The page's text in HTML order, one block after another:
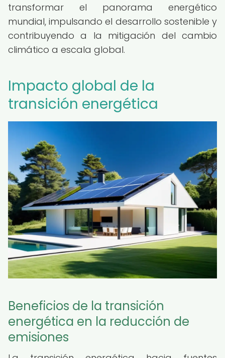
transformar el panorama energético
mundial, impulsando el desarrollo sostenible y
contribuyendo a la mitigación del cambio
climático a escala global.
Impacto global de la
transición energética
Beneficios de la transición
energética en la reducción de
emisiones